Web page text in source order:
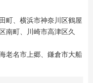
町、横浜市神奈川区鶴屋
南町、川崎市高津区久
老名市上郷、鎌倉市大船